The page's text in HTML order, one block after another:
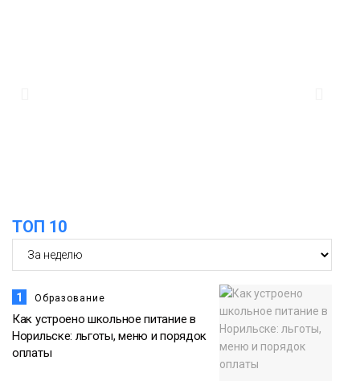
ТОП 10
1 Образование
Как устроено школьное питание в
Норильске: льготы, меню и порядок
оплаты